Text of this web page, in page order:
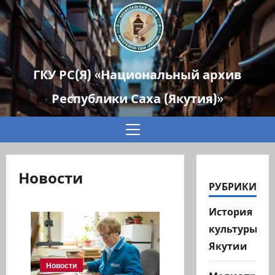
ГКУ РС(Я) «Национальный архив
Республики Саха (Якутия)»
Основное
Новости
Новости
РУБРИКИ
История
культуры
Якутии